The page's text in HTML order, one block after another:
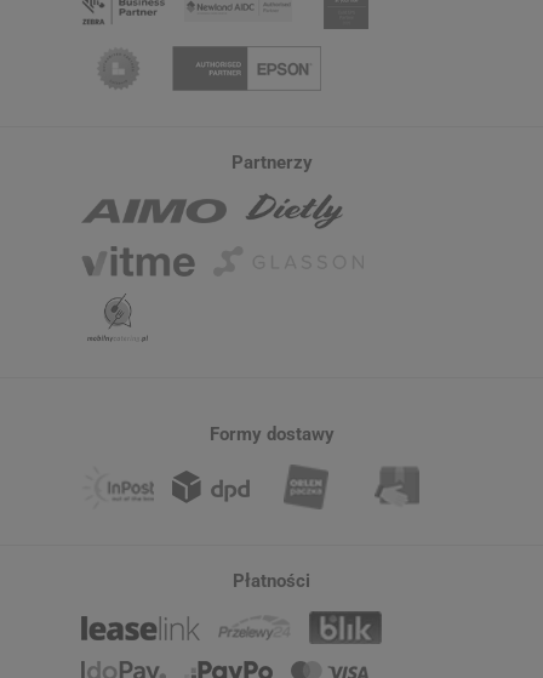
Partnerzy
Formy dostawy
Płatności